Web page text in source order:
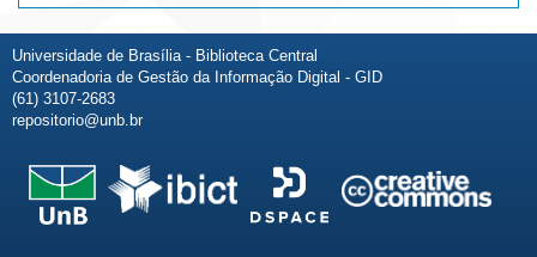
Universidade de Brasília - Biblioteca Central
Coordenadoria de Gestão da Informação Digital - GID
(61) 3107-2683
repositorio@unb.br